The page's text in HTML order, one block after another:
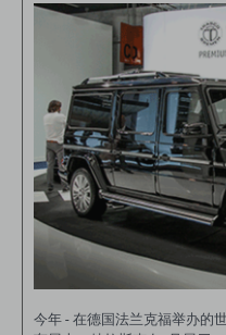
今年 - 在德国法兰克福举办的